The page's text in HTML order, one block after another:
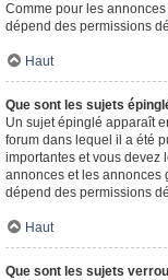
Comme pour les
dépend des permissions
Haut
Que sont les sujets
Un sujet épinglé apparaît
forum dans lequel il a été
importantes et vous devez
annonces et les annonces
dépend des permissions
Haut
Que sont les sujets